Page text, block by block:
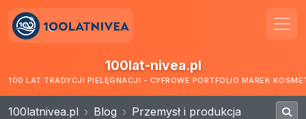
100lat-nivea.pl
100 LAT TRADYCJI PIELĘGNACJI - CYFROWE PORTFOLIO MAREK
100latnivea.pl Blog Przemysł i produkcja